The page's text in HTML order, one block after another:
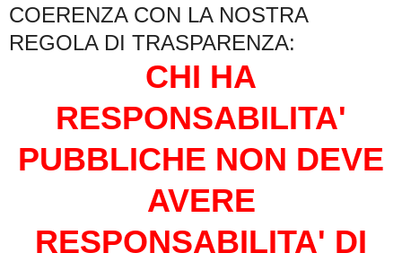
COERENZA CON LA NOSTRA
REGOLA DI TRASPARENZA:
CHI HA
RESPONSABILITA'
PUBBLICHE NON DEVE
AVERE
RESPONSABILITA' DI